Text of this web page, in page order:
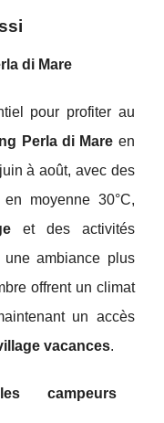
di Mare
pour profiter au
Perla di Mare en
à août, avec des
moyenne 30°C,
et des activités
ambiance plus
offrent un climat
un accès
vacances.
campeurs